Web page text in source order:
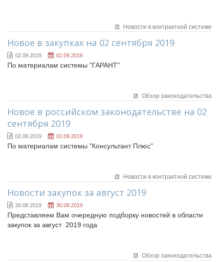
Новости в контрактной системе
Новое в закупках на 02 сентября 2019
02.09.2019 02.09.2019
По материалам системы "ГАРАНТ"
Обзор законодательства
Новое в российском законодательстве на 02
сентября 2019
02.09.2019 02.09.2019
По материалам системы "Консультант Плюс"
Новости в контрактной системе
Новости закупок за август 2019
30.08.2019 30.08.2019
Представляем Вам очередную подборку новостей в области
закупок за август 2019 года
Обзор законодательства